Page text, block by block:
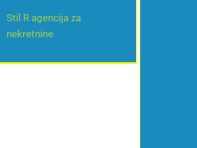
Stil R agencija za
nekretnine